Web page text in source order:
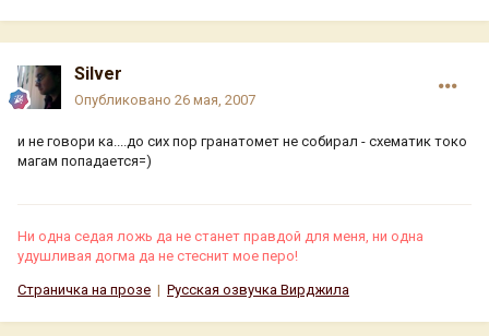
Silver
Опубликовано 26 мая, 2007
и не говори ка....до сих пор гранатомет не собирал - схематик токо
магам попадается=)
Ни одна седая ложь да не станет правдой для меня, ни одна
удушливая догма да не стеснит мое перо!
Страничка на прозе | Русская озвучка Вирджила